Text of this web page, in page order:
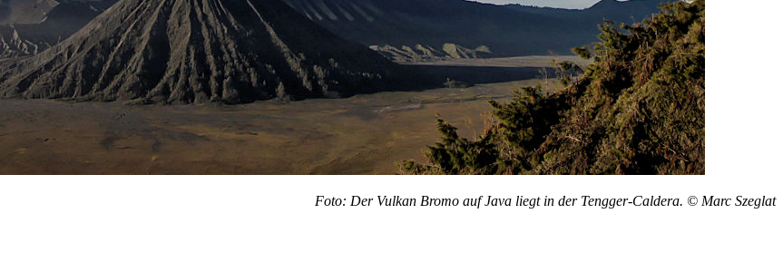
Foto: Der Vulkan Bromo auf Java liegt in der Tengger-Caldera. © Marc Szeglat